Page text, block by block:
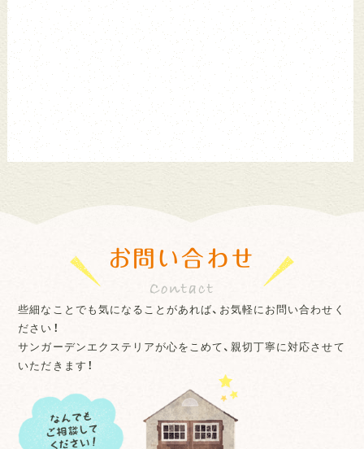
お問い合わせ
些細なことでも気になることがあれば、お気軽にお問い合わせく
ださい！
サンガーデンエクステリアが心をこめて、親切丁寧に対応させて
いただきます！